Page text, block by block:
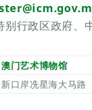
别行政区政府、
澳门艺术博物馆
新口岸冼星海大马路